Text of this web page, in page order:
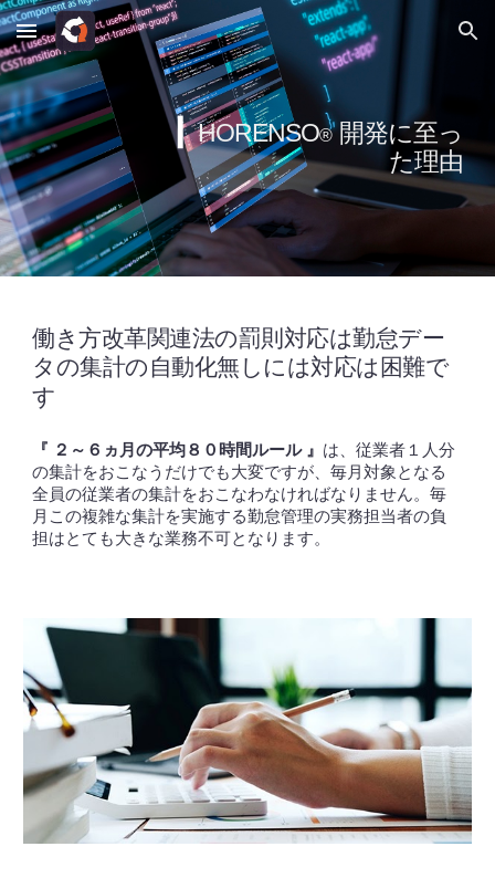
Skip to main content Skip to navigation
▎HORENSO® 開発に至っ
た理由
働き方改革関連法の罰則対応は勤怠デー
タの集計の自動化無しには対応は困難で
す
『 ２～６ヵ月の平均８０時間ルール 』 は、従業者１人分
の集計をおこなうだけでも大変ですが、毎月対象となる
全員の従業者の集計をおこなわなければなりません。毎
月この複雑な集計を実施する勤怠管理の実務担当者の負
担はとても大きな業務不可となります。